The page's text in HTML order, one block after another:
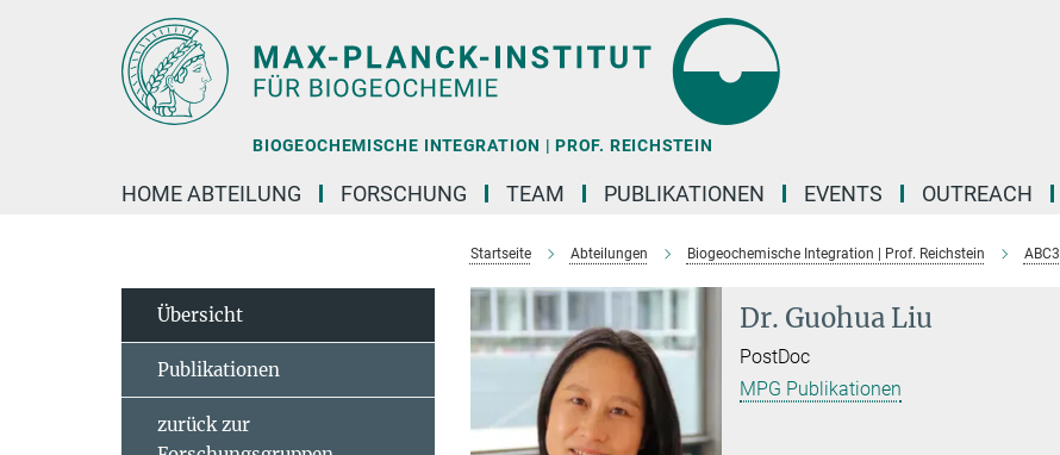
BIOGEOCHEMISCHE INTEGRATION | PROF. REICHSTEIN
HOME ABTEILUNG FORSCHUNG TEAM PUBLIKATIONEN EVENTS OUTREACH
Startseite Abteilungen Biogeochemische Integration | Prof. Reichstein ABC3
Dr. Guohua Liu
PostDoc
MPG Publikationen
Übersicht
Publikationen
zurück zur